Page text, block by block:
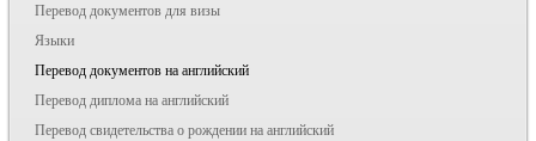
Перевод документов для визы
Языки
Перевод документов на английский
Перевод диплома на английский
Перевод свидетельства о рождении на английский